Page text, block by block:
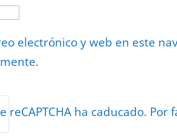
electrónico y web en este
ha caducado. Por